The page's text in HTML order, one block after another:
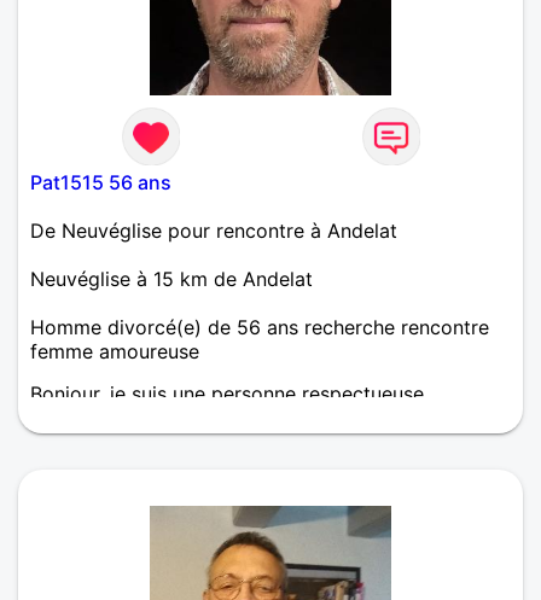
Pat1515 56 ans
De Neuvéglise pour rencontre à Andelat
Neuvéglise à 15 km de Andelat
Homme divorcé(e) de 56 ans recherche rencontre
femme amoureuse
Bonjour, je suis une personne respectueuse,
recherche une femme de profil similaire pour une